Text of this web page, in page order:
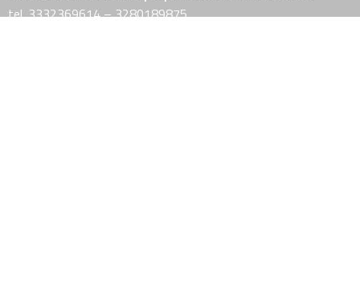
tel. 3332369614 – 3280189875